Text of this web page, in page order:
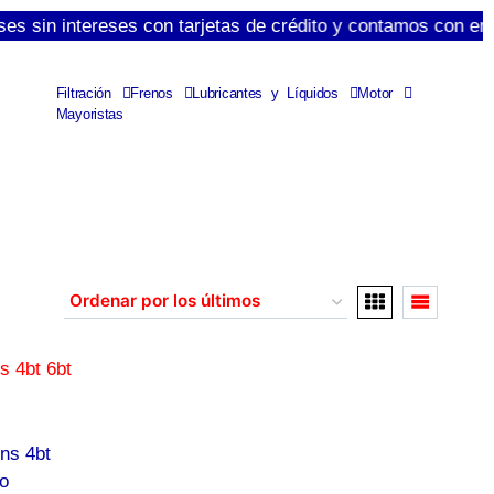
intereses con tarjetas de crédito y contamos con
Filtración Frenos Lubricantes y Líquidos
Motor
Mayoristas
4bt